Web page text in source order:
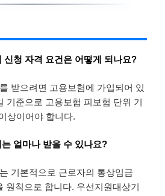
신청 자격 요건은 어떻게 되나요?
받으려면 고용보험에 가입되어 있
기준으로 고용보험 피보험 단위 기
상이어야 합니다.
얼마나 받을 수 있나요?
기본적으로 근로자의 통상임금
원칙으로 합니다. 우선지원대상기